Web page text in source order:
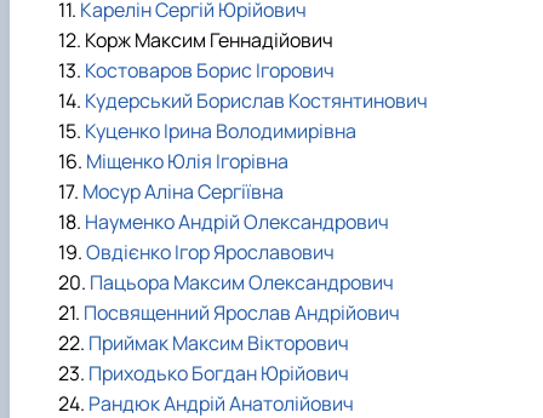
11. Карелін Сергій Юрійович
12. Корж Максим Геннадійович
13. Костоваров Борис Ігорович
14. Кудерський Борислав Костянтинович
15. Куценко Ірина Володимирівна
16. Міщенко Юлія Ігорівна
17. Мосур Аліна Сергіївна
18. Науменко Андрій Олександрович
19.Овдієнко Ігор Ярославович
20. Пацьора Максим Олександрович
21. Посвященний Ярослав Андрійович
22. Приймак Максим Вікторович
23. Приходько Богдан Юрійович
24. Рандюк Андрій Анатолійович